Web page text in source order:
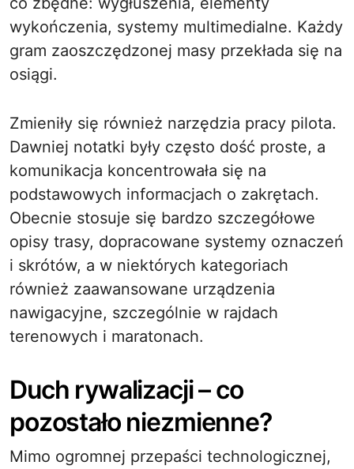
wykończenia, systemy multimedialne. Każdy
gram zaoszczędzonej masy przekłada się na
osiągi.
Zmieniły się również narzędzia pracy pilota.
Dawniej notatki były często dość proste, a
komunikacja koncentrowała się na
podstawowych informacjach o zakrętach.
Obecnie stosuje się bardzo szczegółowe
opisy trasy, dopracowane systemy oznaczeń
i skrótów, a w niektórych kategoriach
również zaawansowane urządzenia
nawigacyjne, szczególnie w rajdach
terenowych i maratonach.
Duch rywalizacji – co
pozostało niezmienne?
Mimo ogromnej przepaści technologicznej,